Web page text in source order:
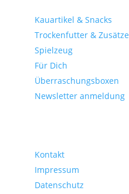
Kauartikel & Snacks
Trockenfutter & Zusätze
Spielzeug
Für Dich
Überraschungsboxen
Newsletter anmeldung
Kontakt
Impressum
Datenschutz